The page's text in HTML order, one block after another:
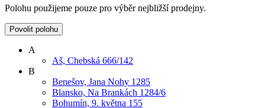
Polohu použijeme pouze pro výběr nejbližší prodejny.
Povolit polohu
A
Aš, Chebská 666/142
B
Benešov, Jana Nohy 1285
Blansko, Na Brankách 1284/6
Bohumín, 9. května 155